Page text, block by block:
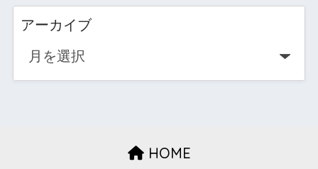
アーカイブ
HOME